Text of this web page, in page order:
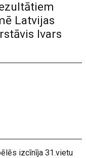
Latvijas
Ivars
izcīnīja 31.vietu